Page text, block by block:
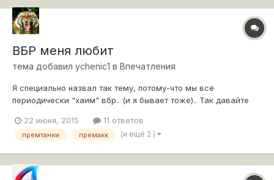
каждые имеющиеся в наличии 30...
ВБР меня любит
тема добавил ychenic1 в Впечатления
Я специально назвал так тему, потому-что мы все
периодически "хаим" вбр.. (и я бывает тоже).. Так давайте
чувствуем поддержку ВБР. Прихожу в ангар, у меня стоит ИС
6, а сегодня после боя, у меня "сигнал" премакк. Не это ли
22 июня, 2015 11 ответов
премтанки премакк (и ещё 2 )